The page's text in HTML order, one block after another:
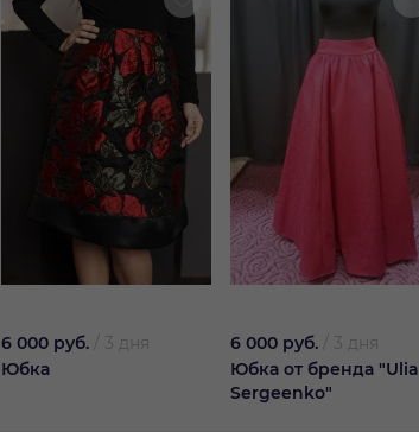
6 000 руб.
3 дня
Юбка
6 000 руб.
3 дня
Юбка от бренда "Ulia
Sergeenko"